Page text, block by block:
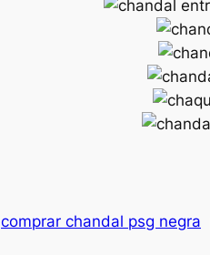
comprar chandal psg negra